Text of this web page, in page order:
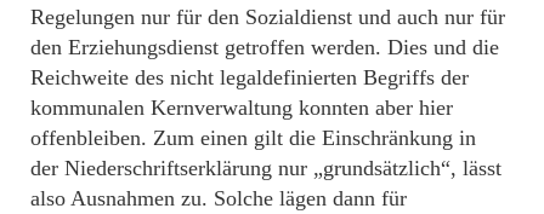
Regelungen nur für den Sozialdienst und auch nur für
den Erziehungsdienst getroffen werden. Dies und die
Reichweite des nicht legaldefinierten Begriffs der
kommunalen Kernverwaltung konnten aber hier
offenbleiben. Zum einen gilt die Einschränkung in
der Niederschriftserklärung nur „grundsätzlich“, lässt
also Ausnahmen zu. Solche lägen dann für